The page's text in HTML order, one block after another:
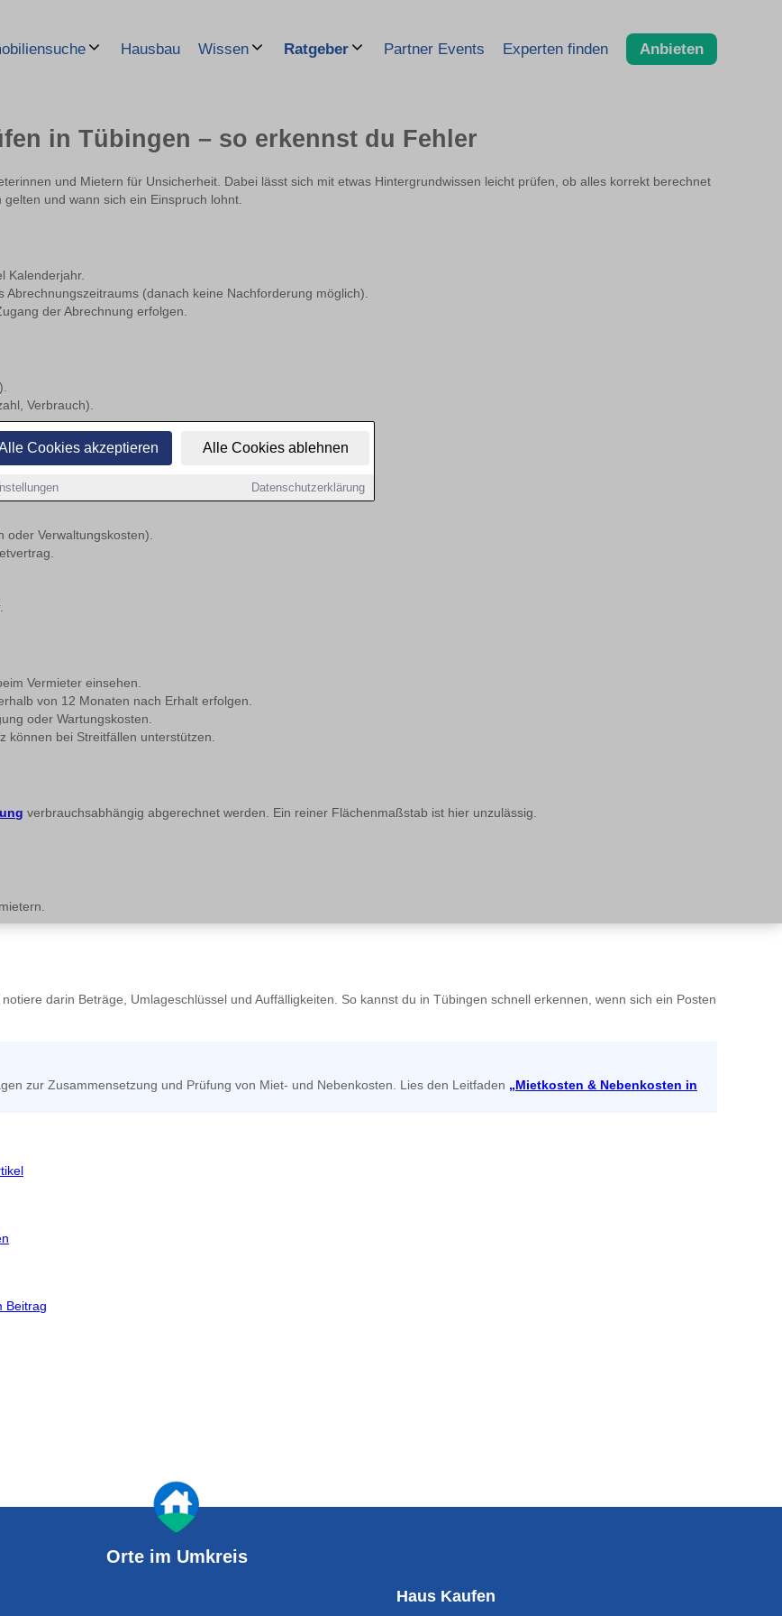
Cookies akzeptieren Alle Cookies ablehnen
Datenschutzerklärung
Hausbau Wissen Ratgeber Partner Events Experten finden Anbieten
in Tübingen – so erkennst du Fehler
und Mietern für Unsicherheit. Dabei lässt sich mit etwas Hintergrundwissen leicht prüfen, ob alles korrekt berechnet
und wann sich ein Einspruch lohnt.
Kalenderjahr.
Abrechnungszeitraums (danach keine Nachforderung möglich).
der Abrechnung erfolgen.
Verbrauch).
Verwaltungskosten).
Vermieter einsehen.
von 12 Monaten nach Erhalt erfolgen.
oder Wartungskosten.
können bei Streitfällen unterstützen.
verbrauchsabhängig abgerechnet werden. Ein reiner Flächenmaßstab ist hier unzulässig.
notiere darin Beträge, Umlageschlüssel und Auffälligkeiten. So kannst du in Tübingen schnell erkennen, wenn sich ein Posten
zur Zusammensetzung und Prüfung von Miet- und Nebenkosten. Lies den Leitfaden „Mietkosten & Nebenkosten in
Beitrag
Orte im Umkreis
Haus Kaufen